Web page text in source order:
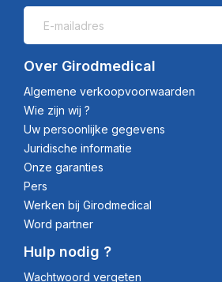
Over Girodmedical
Algemene verkoopvoorwaarden
Wie zijn wij ?
Uw persoonlijke gegevens
Juridische informatie
Onze garanties
Pers
Werken bij Girodmedical
Word partner
Hulp nodig ?
Wachtwoord vergeten